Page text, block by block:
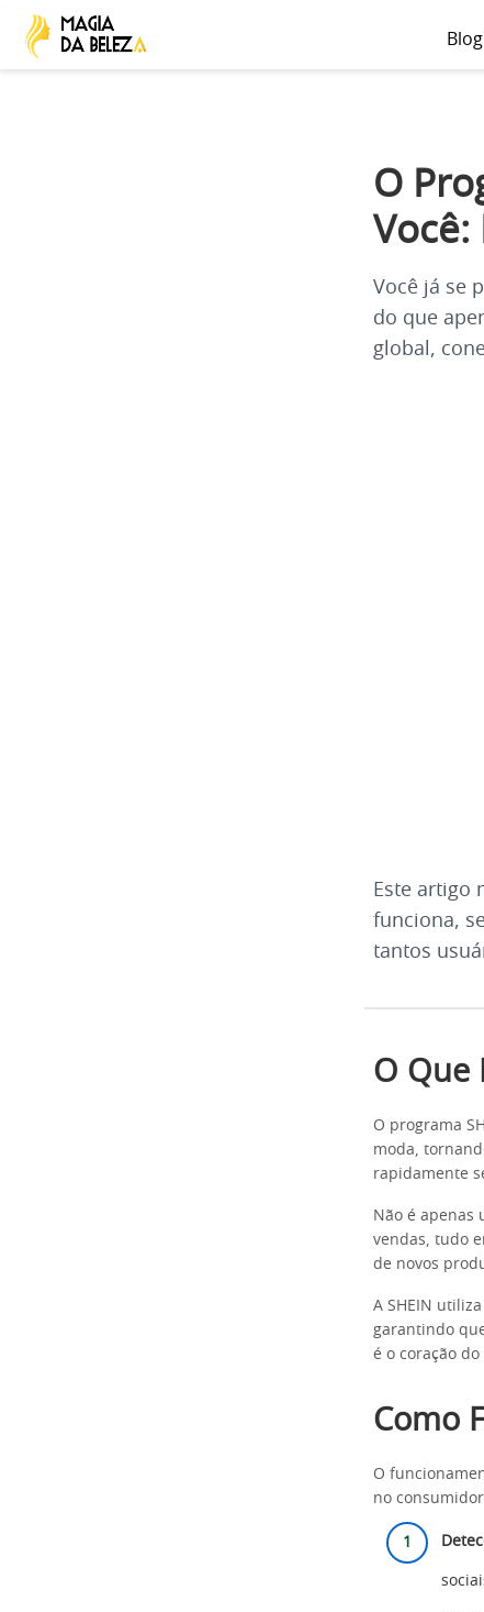
Blog
O
Você:
Você já se
do que
global,
Este artigo
funciona,
tantos
O Que
O programa
moda,
rapidamente
Não é apenas
vendas, tudo
de novos
A SHEIN
garantindo
é o coração
Como
O
no